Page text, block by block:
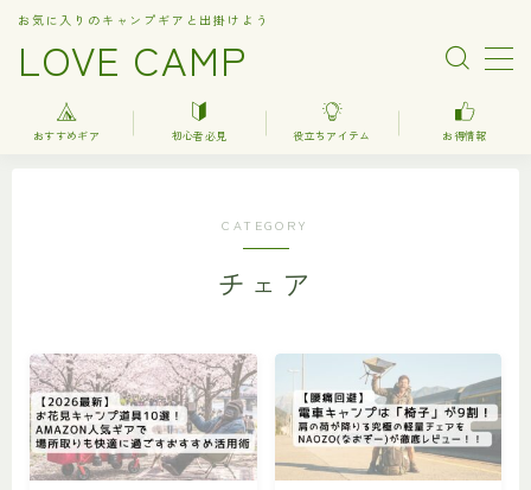
LOVE CAMP
お気に入りのキャンプギアと出掛けよう
調理器具関連（kitchenware）
車中泊
お得情報
おすすめギア 初心者必見 役立ちアイテム お得情報
CATEGORY
チェア